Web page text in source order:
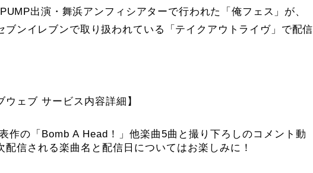
出演・舞浜アンフィシアターで行われた「俺フェス」が、
ブンイレブンで取り扱われている「テイクアウトライヴ」で配信
ウェブ サービス内容詳細】
作の「Bomb A Head！」他楽曲5曲と撮り下ろしのコメント動
配信される楽曲名と配信日についてはお楽しみに！